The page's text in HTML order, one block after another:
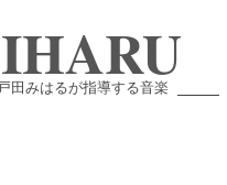
田みはるが指導する音楽